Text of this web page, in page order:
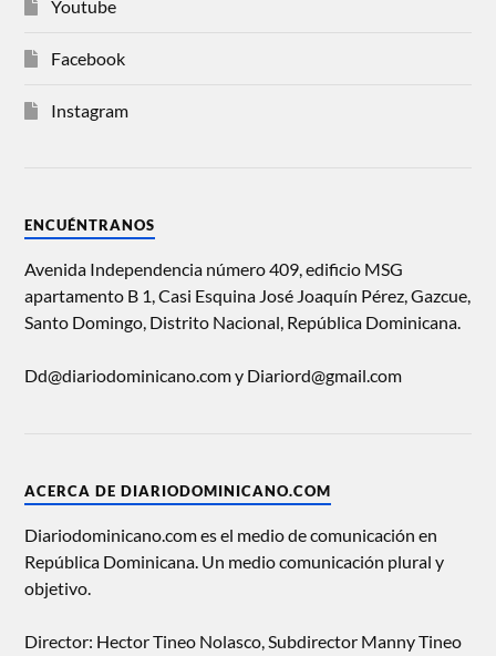
Youtube
Facebook
Instagram
ENCUÉNTRANOS
Avenida Independencia número 409, edificio MSG
apartamento B 1, Casi Esquina José Joaquín Pérez, Gazcue,
Santo Domingo, Distrito Nacional, República Dominicana.
Dd@diariodominicano.com y Diariord@gmail.com
ACERCA DE DIARIODOMINICANO.COM
Diariodominicano.com es el medio de comunicación en
República Dominicana. Un medio comunicación plural y
objetivo.
Director: Hector Tineo Nolasco, Subdirector Manny Tineo